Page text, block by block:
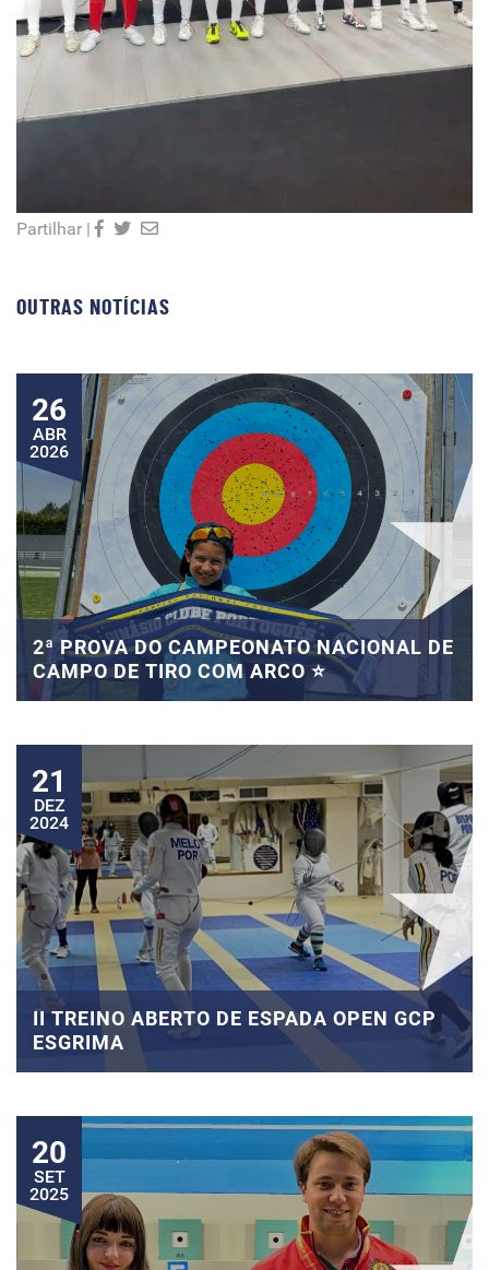
Partilhar |
OUTRAS NOTÍCIAS
26
ABR
2026
2ª PROVA DO CAMPEONATO NACIONAL DE
CAMPO DE TIRO COM ARCO ⭐
21
DEZ
2024
II TREINO ABERTO DE ESPADA OPEN GCP
ESGRIMA
20
SET
2025